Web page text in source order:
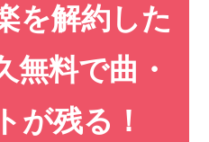
を解約した
無料で曲・
が残る！